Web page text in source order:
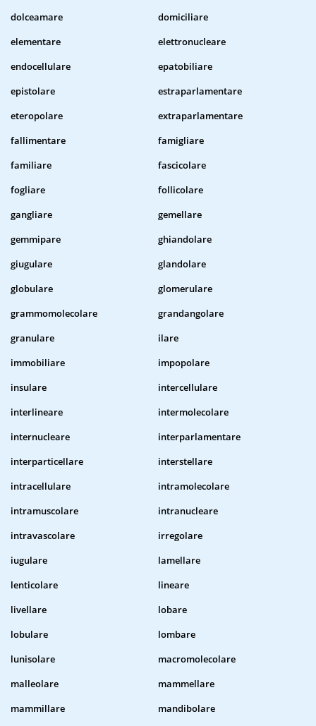
dolceamare
domiciliare
elementare
elettronucleare
endocellulare
epatobiliare
epistolare
estraparlamentare
eteropolare
extraparlamentare
fallimentare
famigliare
familiare
fascicolare
fogliare
follicolare
gangliare
gemellare
gemmipare
ghiandolare
giugulare
glandolare
globulare
glomerulare
grammomolecolare
grandangolare
granulare
ilare
immobiliare
impopolare
insulare
intercellulare
interlineare
intermolecolare
internucleare
interparlamentare
interparticellare
interstellare
intracellulare
intramolecolare
intramuscolare
intranucleare
intravascolare
irregolare
iugulare
lamellare
lenticolare
lineare
livellare
lobare
lobulare
lombare
lunisolare
macromolecolare
malleolare
mammellare
mammillare
mandibolare